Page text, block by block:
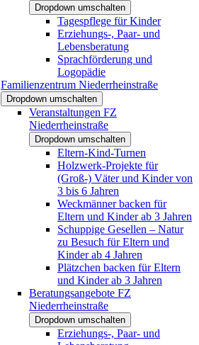
Dropdown umschalten
Tagespflege für Kinder
Erziehungs-, Paar- und
Lebensberatung
Sprachförderung und
Logopädie
Familienzentrum Niederrheinstraße
Dropdown umschalten
Veranstaltungen FZ
Niederrheinstraße
Dropdown umschalten
Eltern-Kind-Turnen
Holzwerk-Projekte für
(Groß-) Väter und Kinder von
3 bis 6 Jahren
Weckmänner backen für
Eltern und Kinder ab 3 Jahren
Schuppige Gesellen – Natur
zu Besuch für Eltern und
Kinder ab 4 Jahren
Plätzchen backen für Eltern
und Kinder ab 3 Jahren
Beratungsangebote FZ
Niederrheinstraße
Dropdown umschalten
Erziehungs-, Paar- und